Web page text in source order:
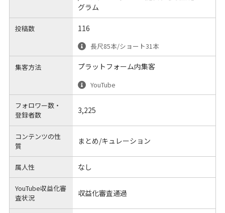
グラム
投稿数 116
長尺85本/ショート31本
集客方法 プラットフォーム内集客
YouTube
フォロワー数・
登録者数
3,225
コンテンツの性
質
まとめ/キュレーション
属人性 なし
YouTube収益化審
査状況
収益化審査通過